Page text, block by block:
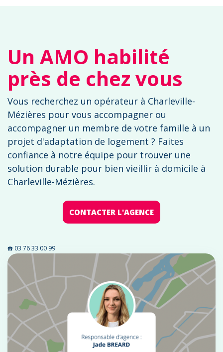
Un AMO habilité
près de chez vous
Vous recherchez un opérateur à Charleville-
Mézières pour vous accompagner ou
accompagner un membre de votre famille à un
projet d'adaptation de logement ? Faites
confiance à notre équipe pour trouver une
solution durable pour bien vieillir à domicile à
Charleville-Mézières.
CONTACTER L'AGENCE
☎️ 03 76 33 00 99